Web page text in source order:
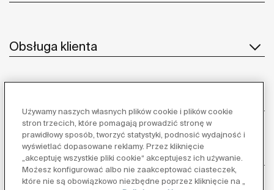
Obsługa klienta
Inspiracja
Obserwuj nas:
Używamy naszych własnych plików cookie i plików cookie
stron trzecich, które pomagają prowadzić stronę w
prawidłowy sposób, tworzyć statystyki, podnosić wydajność i
wyświetlać dopasowane reklamy. Przez kliknięcie
„akceptuję wszystkie pliki cookie“ akceptujesz ich używanie.
Możesz konfigurować albo nie zaakceptować ciasteczek,
które nie są obowiązkowo niezbędne poprzez kliknięcie na „